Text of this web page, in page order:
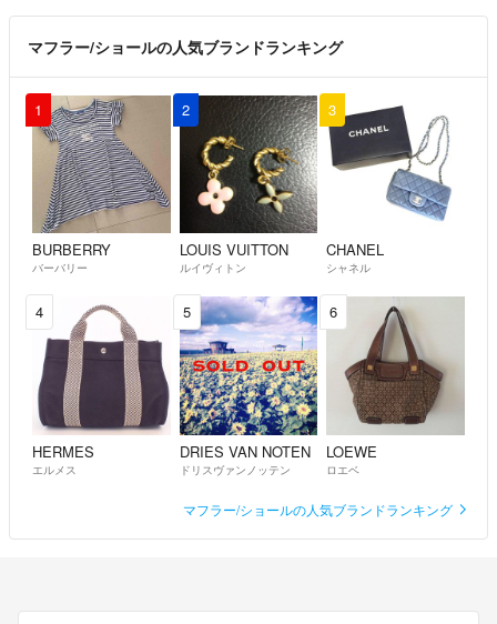
マフラー/ショールの人気ブランドランキング
1
BURBERRY
バーバリー
2
LOUIS VUITTON
ルイヴィトン
3
CHANEL
シャネル
4
HERMES
エルメス
5
DRIES VAN NOTEN
ドリスヴァンノッテン
6
LOEWE
ロエベ
マフラー/ショールの人気ブランドランキング